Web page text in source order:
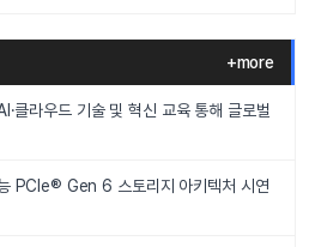
+more
클라우드 기술 및 혁신 교육 통해 글로벌
PCIe® Gen 6 스토리지 아키텍처 시연